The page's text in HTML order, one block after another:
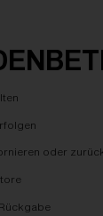
oder